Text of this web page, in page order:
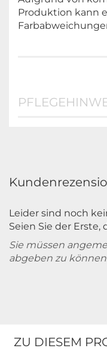
Produktion kann
Leider sind noch
Seien Sie der
Sie müssen
abgeben zu
ZU DIESEM